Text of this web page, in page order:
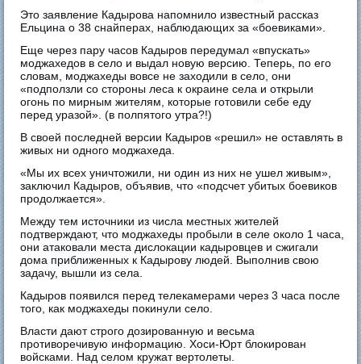
Это заявление Кадырова напомнило известный рассказ
Ельцина о 38 снайперах, наблюдающих за «боевиками».
Еще через пару часов Кадыров передумал «впускать»
моджахедов в село и выдал новую версию. Теперь, по его
словам, моджахеды вовсе не заходили в село, они
«подползли со стороны леса к окраине села и открыли
огонь по мирным жителям, которые готовили себе еду
перед уразой». (в полпятого утра?!)
В своей последней версии Кадыров «решил» не оставлять в
живых ни одного моджахеда.
«Мы их всех уничтожили, ни один из них не ушел живым»,
заключил Кадыров, объявив, что «подсчет убитых боевиков
продолжается».
Между тем источники из числа местных жителей
подтверждают, что моджахеды пробыли в селе около 1 часа,
они атаковали места дислокации кадыровцев и сжигали
дома приближенных к Кадырову людей. Выполнив свою
задачу, вышли из села.
Кадыров появился перед телекамерами через 3 часа после
того, как моджахеды покинули село.
Власти дают строго дозированную и весьма
противоречивую информацию. Хоси-Юрт блокирован
войсками. Над селом кружат вертолеты.